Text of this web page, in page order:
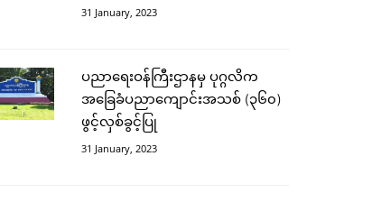
31 January, 2023
ပညာရေးဝန်ကြီးဌာနမှ ပုဂ္ဂလိက
အခြေခံပညာကျောင်းအသစ် (၃၆၀)
ဖွင့်လှစ်ခွင့်ပြု
31 January, 2023